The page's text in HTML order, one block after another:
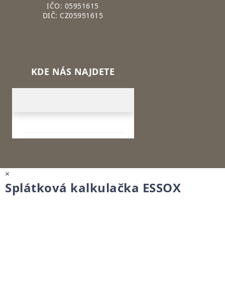
IČO: 05951615
DIČ: CZ05951615
KDE NÁS NAJDETE
×
Splátková kalkulačka ESSOX